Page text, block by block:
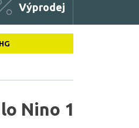
Výprodej
Nino 1